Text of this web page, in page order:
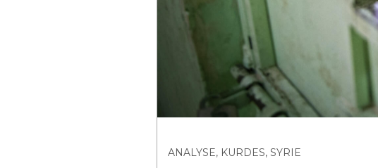
ANALYSE, KURDES, SYRIE